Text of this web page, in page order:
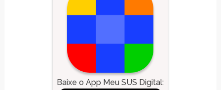
Baixe o App Meu SUS Digital: